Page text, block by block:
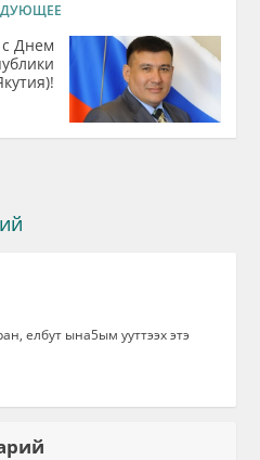
Днем
елбут ына5ым ууттээх этэ